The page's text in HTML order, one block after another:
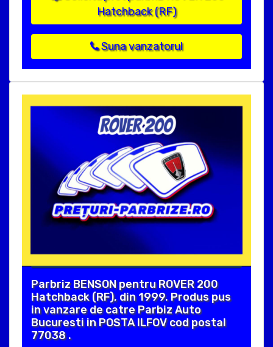
Hatchback (RF)
Suna vanzatorul
Parbriz BENSON pentru ROVER 200
Hatchback (RF), din 1999. Produs pus
in vanzare de catre Parbiz Auto
Bucuresti in POSTA ILFOV cod postal
77038 .